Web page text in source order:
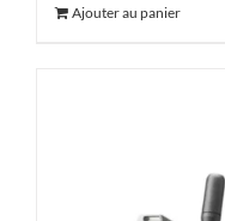
Ajouter au panier